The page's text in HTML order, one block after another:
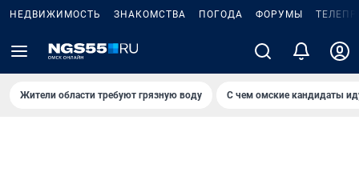
НЕДВИЖИМОСТЬ ЗНАКОМСТВА ПОГОДА ФОРУМЫ
Жители области требуют грязную воду С чем омские кандидаты